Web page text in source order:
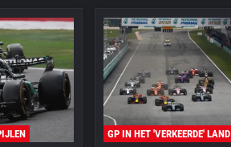
GP IN HET 'VERKEERDE' LAND